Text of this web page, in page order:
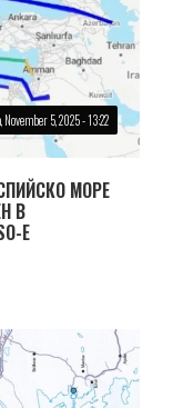
November 5, 2025 - 13:22
МОРЕ
В
Е